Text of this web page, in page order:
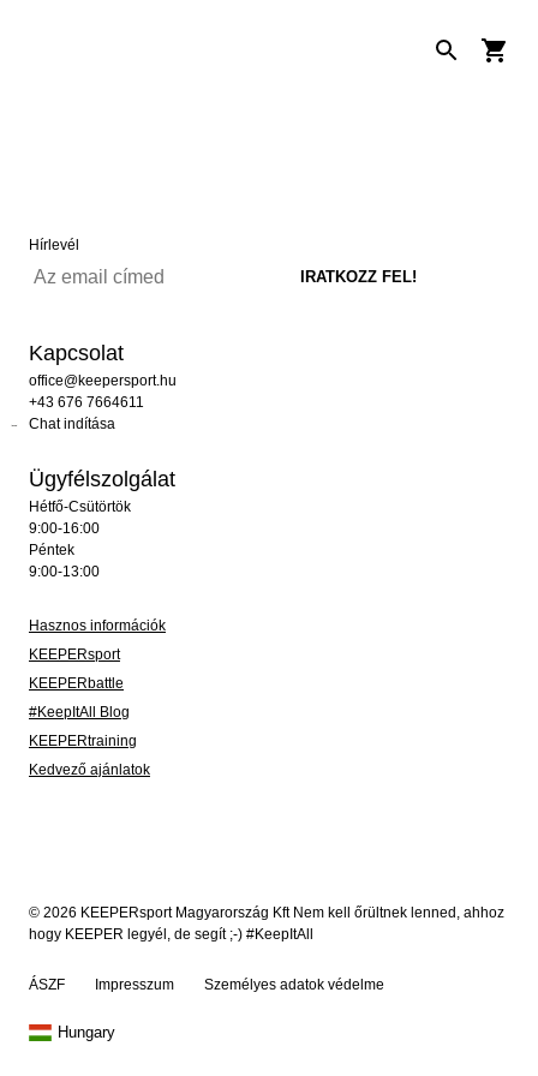
Hírlevél
Kapcsolat
office@keepersport.hu
+43 676 7664611
Chat indítása
Ügyfélszolgálat
Hétfő-Csütörtök
9:00-16:00
Péntek
9:00-13:00
Hasznos információk
KEEPERsport
KEEPERbattle
#KeepItAll Blog
KEEPERtraining
Kedvező ajánlatok
© 2026 KEEPERsport Magyarország Kft Nem kell őrültnek lenned, ahhoz
hogy KEEPER legyél, de segít ;-) #KeepItAll
ÁSZF Impresszum Személyes adatok védelme
Hungary